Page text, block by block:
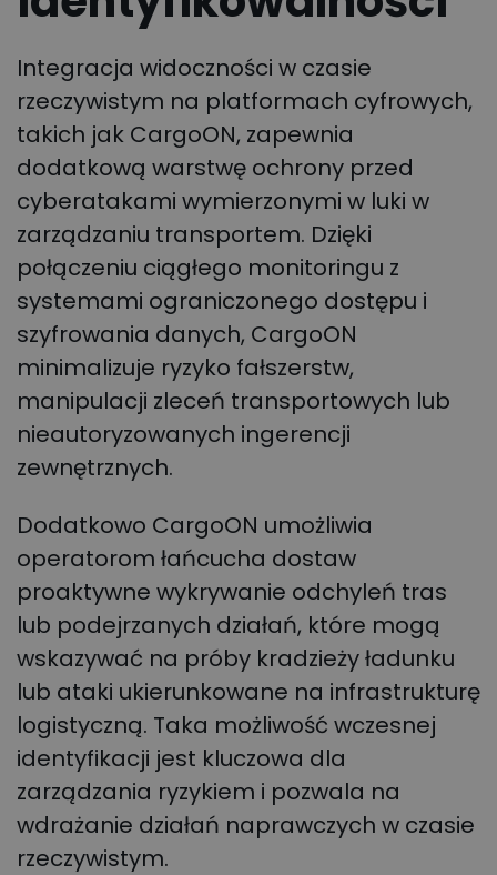
Integracja widoczności w czasie
rzeczywistym na platformach cyfrowych,
takich jak CargoON, zapewnia
dodatkową warstwę ochrony przed
cyberatakami wymierzonymi w luki w
zarządzaniu transportem. Dzięki
połączeniu ciągłego monitoringu z
systemami ograniczonego dostępu i
szyfrowania danych, CargoON
minimalizuje ryzyko fałszerstw,
manipulacji zleceń transportowych lub
nieautoryzowanych ingerencji
zewnętrznych.
Dodatkowo CargoON umożliwia
operatorom łańcucha dostaw
proaktywne wykrywanie odchyleń tras
lub podejrzanych działań, które mogą
wskazywać na próby kradzieży ładunku
lub ataki ukierunkowane na infrastrukturę
logistyczną. Taka możliwość wczesnej
identyfikacji jest kluczowa dla
zarządzania ryzykiem i pozwala na
wdrażanie działań naprawczych w czasie
rzeczywistym.